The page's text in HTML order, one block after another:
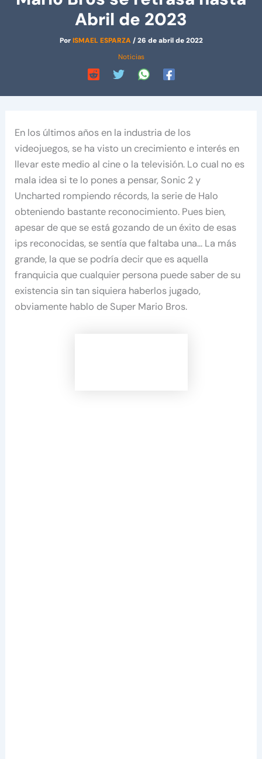
Abril de 2023
PorISMAEL ESPARZA/26 de abril de 2022
Noticias
En los últimos años en la industria de los
videojuegos, se ha visto un crecimiento e interés en
llevar este medio al cine o la televisión. Lo cual no es
mala idea si te lo pones a pensar, Sonic 2 y
Uncharted rompiendo récords, la serie de Halo
obteniendo bastante reconocimiento. Pues bien,
apesar de que se está gozando de un éxito de esas
ips reconocidas, se sentía que faltaba una… La más
grande, la que se podría decir que es aquella
franquicia que cualquier persona puede saber de su
existencia sin tan siquiera haberlos jugado,
obviamente hablo de Super Mario Bros.